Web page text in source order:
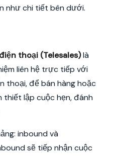
như chi tiết bên dưới.
thoại (Telesales)là
liên hệ trực tiếp với
thoại, để bán hàng hoặc
thiết lập cuộc hẹn, đánh
inbound và
sẽ tiếp nhận cuộc